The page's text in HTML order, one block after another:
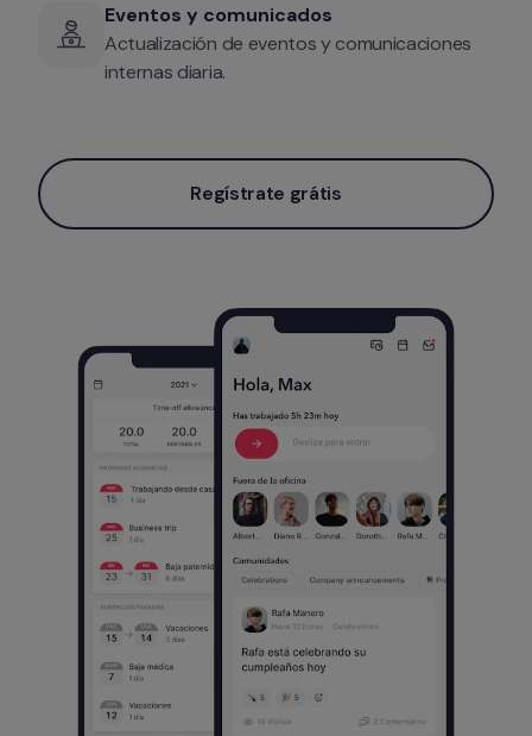
Eventos y comunicados
Actualización de eventos y comunicaciones
internas diaria.
Regístrate grátis